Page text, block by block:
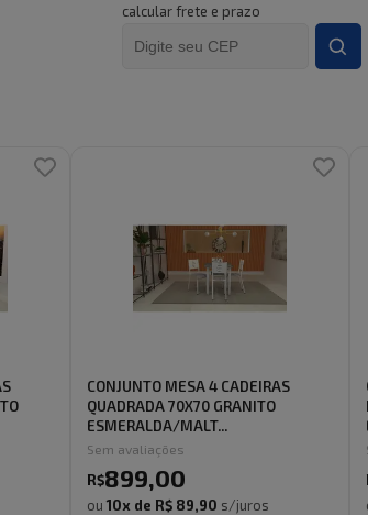
calcular frete e prazo
CONJUNTO MESA 4 CADEIRAS
QUADRADA 70X70 GRANITO
ESMERALDA/MALT...
Sem avaliações
R$899,00
ou 10x de R$ 89,90 s/juros